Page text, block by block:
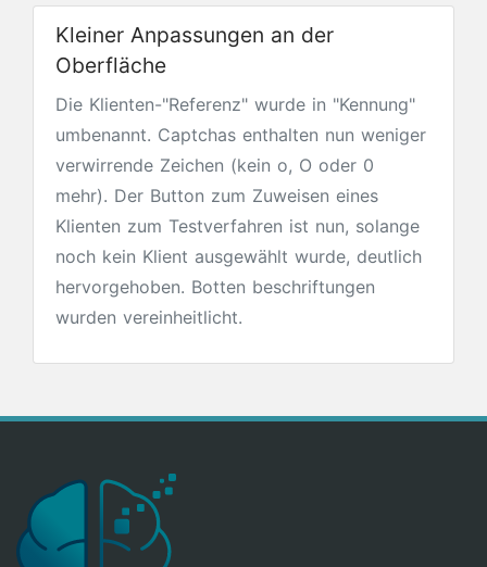
Kleiner Anpassungen an der
Oberfläche
Die Klienten-"Referenz" wurde in "Kennung"
umbenannt. Captchas enthalten nun weniger
verwirrende Zeichen (kein o, O oder 0
mehr). Der Button zum Zuweisen eines
Klienten zum Testverfahren ist nun, solange
noch kein Klient ausgewählt wurde, deutlich
hervorgehoben. Botten beschriftungen
wurden vereinheitlicht.